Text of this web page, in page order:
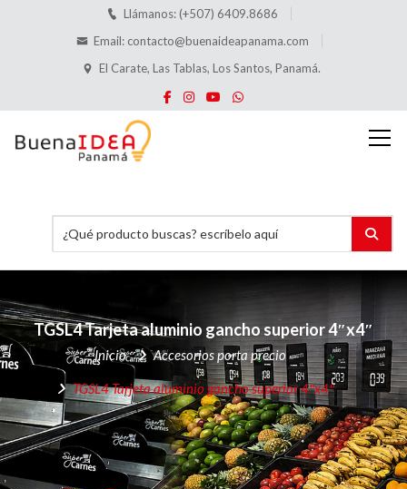
Llámanos: (+507) 6409.8686
Email: contacto@buenaideapanama.com
El Carate, Las Tablas, Los Santos, Panamá.
TGSL4Tarjeta aluminio gancho superior4″x4″
Inicio Accesorios porta precio
TGSL4Tarjeta aluminio gancho superior4″x4″